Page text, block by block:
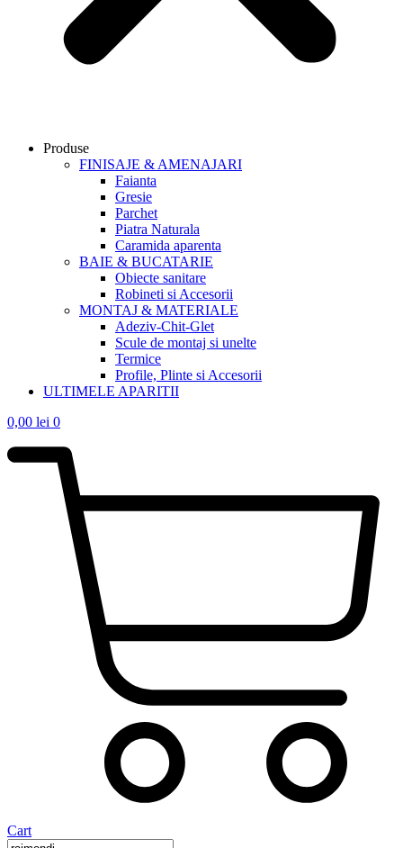
Produse
FINISAJE & AMENAJARI
Faianta
Gresie
Parchet
Piatra Naturala
Caramida aparenta
BAIE & BUCATARIE
Obiecte sanitare
Robineti si Accesorii
MONTAJ & MATERIALE
Adeziv-Chit-Glet
Scule de montaj si unelte
Termice
Profile, Plinte si Accesorii
ULTIMELE APARITII
0,00 lei 0
Cart